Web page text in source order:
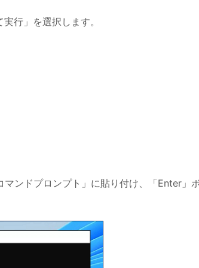
行」を選択します。
ンドプロンプト」に貼り付け、「Enter」